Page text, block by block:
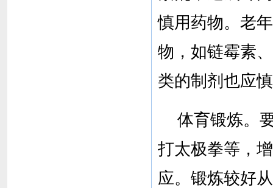
慎用药物。老
物，如链霉素
类的制剂也应
体育锻炼。
打太极拳等，
应。锻炼较好